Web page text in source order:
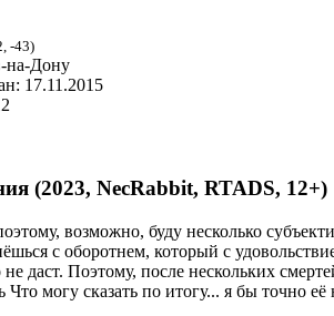
, -43)
на-Дону
17.11.2015
(2023, NecRabbit, RTADS, 12+)
возможно, буду несколько
с оборотнем, который с
даст. Поэтому, после нескольких
Что могу сказать по итогу... я бы точно